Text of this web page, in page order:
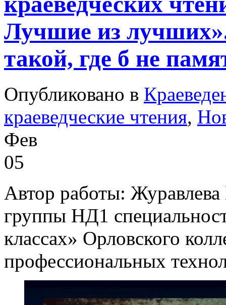
Лучшие из
такой, где б не
Опубликовано в
краеведческие чтения,
Фев
05
Автор работы: Журавлева
группы НД1
классах» Орловского
профессиональных